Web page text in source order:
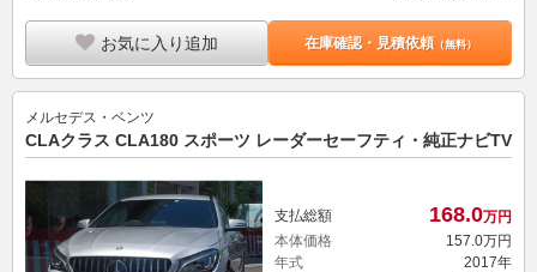
お気に入り追加 在庫確認・見積依頼（無料）
メルセデス・ベンツ
CLAクラス CLA180 スポーツ レーダーセーフティ・純正ナビTV
支払総額 168.0万円
本体価格
157. 0万円
年式
2017年